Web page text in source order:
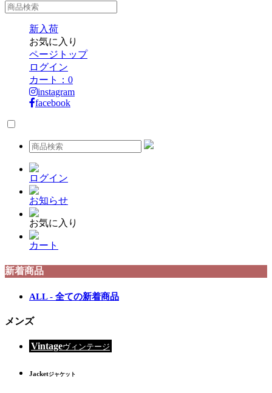
新入荷
お気に入り
ページトップ
ログイン
カート： 0
instagram
facebook
ログイン
お知らせ
お気に入り
カート
新着商品
ALL - 全ての新着商品
メンズ
Vintageヴィンテージ
Jacketジャケット